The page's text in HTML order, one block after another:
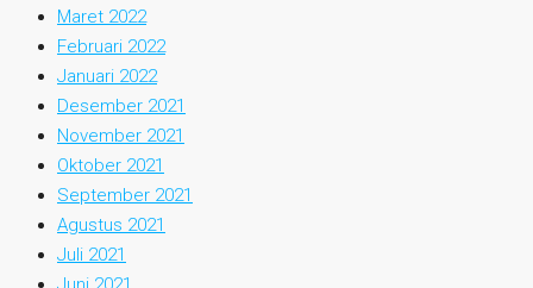
Maret 2022
Februari 2022
Januari 2022
Desember 2021
November 2021
Oktober 2021
September 2021
Agustus 2021
Juli 2021